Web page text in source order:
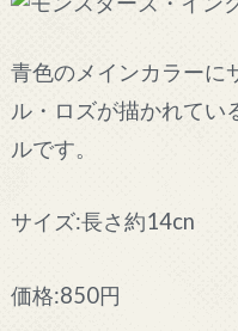
青色のメインカラーに
ル・ロズが描かれてい
ルです。
サイズ:長さ約14cn
価格:850円